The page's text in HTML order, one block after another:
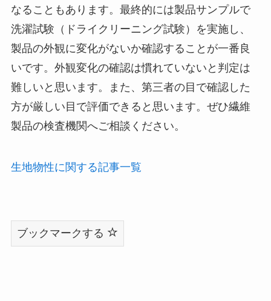
なることもあります。最終的には製品サンプルで
洗濯試験（ドライクリーニング試験）を実施し、
製品の外観に変化がないか確認することが一番良
いです。外観変化の確認は慣れていないと判定は
難しいと思います。また、第三者の目で確認した
方が厳しい目で評価できると思います。ぜひ繊維
製品の検査機関へご相談ください。
生地物性に関する記事一覧
ブックマークする